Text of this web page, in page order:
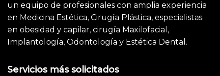
un equipo de profesionales con amplia experiencia
en Medicina Estética, Cirugía Plástica, especialistas
en obesidad y capilar, cirugía Maxilofacial,
Implantología, Odontología y Estética Dental.
Servicios más solicitados